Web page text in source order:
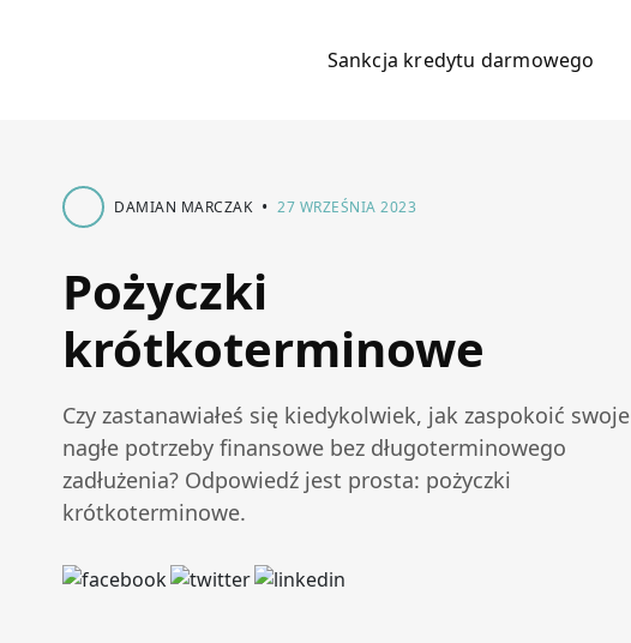
Sankcja kredytu darmowego
DAMIAN MARCZAK • 27 WRZEŚNIA 2023
Pożyczki
krótkoterminowe
Czy zastanawiałeś się kiedykolwiek, jak zaspokoić swoje
nagłe potrzeby finansowe bez długoterminowego
zadłużenia? Odpowiedź jest prosta: pożyczki
krótkoterminowe.